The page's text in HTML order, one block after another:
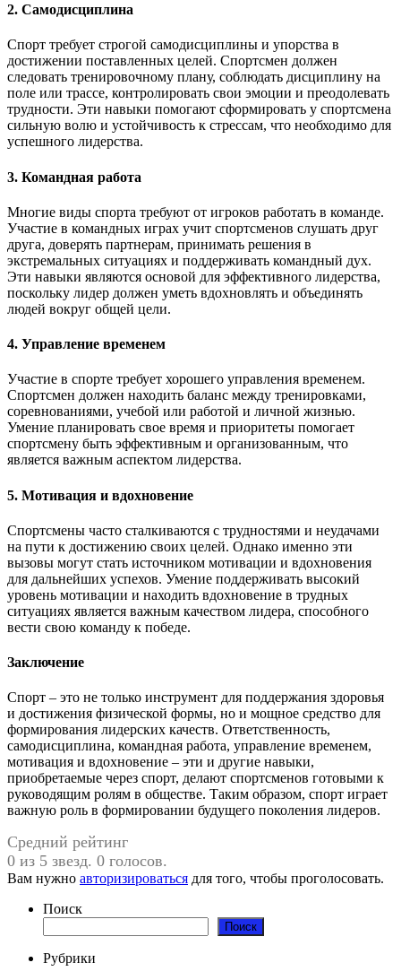
2. Самодисциплина
Спорт требует строгой самодисциплины и упорства в
достижении поставленных целей. Спортсмен должен
следовать тренировочному плану, соблюдать дисциплину на
поле или трассе, контролировать свои эмоции и преодолевать
трудности. Эти навыки помогают сформировать у спортсмена
сильную волю и устойчивость к стрессам, что необходимо для
успешного лидерства.
3. Командная работа
Многие виды спорта требуют от игроков работать в команде.
Участие в командных играх учит спортсменов слушать друг
друга, доверять партнерам, принимать решения в
экстремальных ситуациях и поддерживать командный дух.
Эти навыки являются основой для эффективного лидерства,
поскольку лидер должен уметь вдохновлять и объединять
людей вокруг общей цели.
4. Управление временем
Участие в спорте требует хорошего управления временем.
Спортсмен должен находить баланс между тренировками,
соревнованиями, учебой или работой и личной жизнью.
Умение планировать свое время и приоритеты помогает
спортсмену быть эффективным и организованным, что
является важным аспектом лидерства.
5. Мотивация и вдохновение
Спортсмены часто сталкиваются с трудностями и неудачами
на пути к достижению своих целей. Однако именно эти
вызовы могут стать источником мотивации и вдохновения
для дальнейших успехов. Умение поддерживать высокий
уровень мотивации и находить вдохновение в трудных
ситуациях является важным качеством лидера, способного
вести свою команду к победе.
Заключение
Спорт – это не только инструмент для поддержания здоровья
и достижения физической формы, но и мощное средство для
формирования лидерских качеств. Ответственность,
самодисциплина, командная работа, управление временем,
мотивация и вдохновение – эти и другие навыки,
приобретаемые через спорт, делают спортсменов готовыми к
руководящим ролям в обществе. Таким образом, спорт играет
важную роль в формировании будущего поколения лидеров.
Средний рейтинг
0 из 5 звезд. 0 голосов.
Вам нужно авторизироваться для того, чтобы проголосовать.
Поиск
Поиск
Рубрики